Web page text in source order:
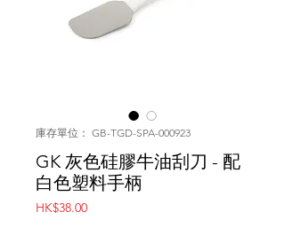
庫存單位： GB-TGD-SPA-000923
GK 灰色硅膠牛油刮刀 - 配
白色塑料手柄
HK$38.00價